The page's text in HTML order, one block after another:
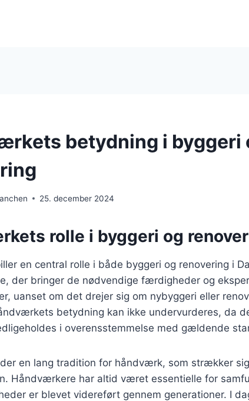
betydning i byggeri
25. december 2024
rolle i byggeri og
en central rolle i både byggeri og renovering i
der bringer de nødvendige færdigheder og
uanset om det drejer sig om nybyggeri eller
betydning kan ikke undervurderes, da
i overensstemmelse med gældende
der en lang tradition for håndværk, som strækker
Håndværkere har altid været essentielle for
er blevet videreført gennem generationer. I